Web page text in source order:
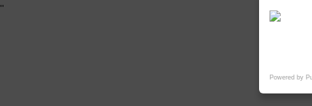
"
Powered by